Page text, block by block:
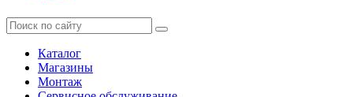
Каталог
Магазины
Монтаж